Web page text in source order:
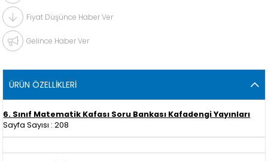
Fiyat Düşünce Haber Ver
Gelince Haber Ver
ÜRÜN ÖZELLIKLERI
6. Sınıf Matematik Kafası Soru Bankası Kafadengi Yayınları
Sayfa Sayısı : 208